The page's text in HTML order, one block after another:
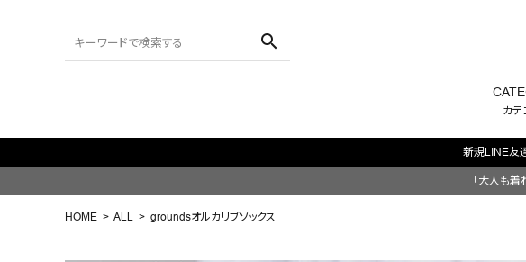
search
カテ
「大人も着
HOME ALL groundsオルカリブソックス